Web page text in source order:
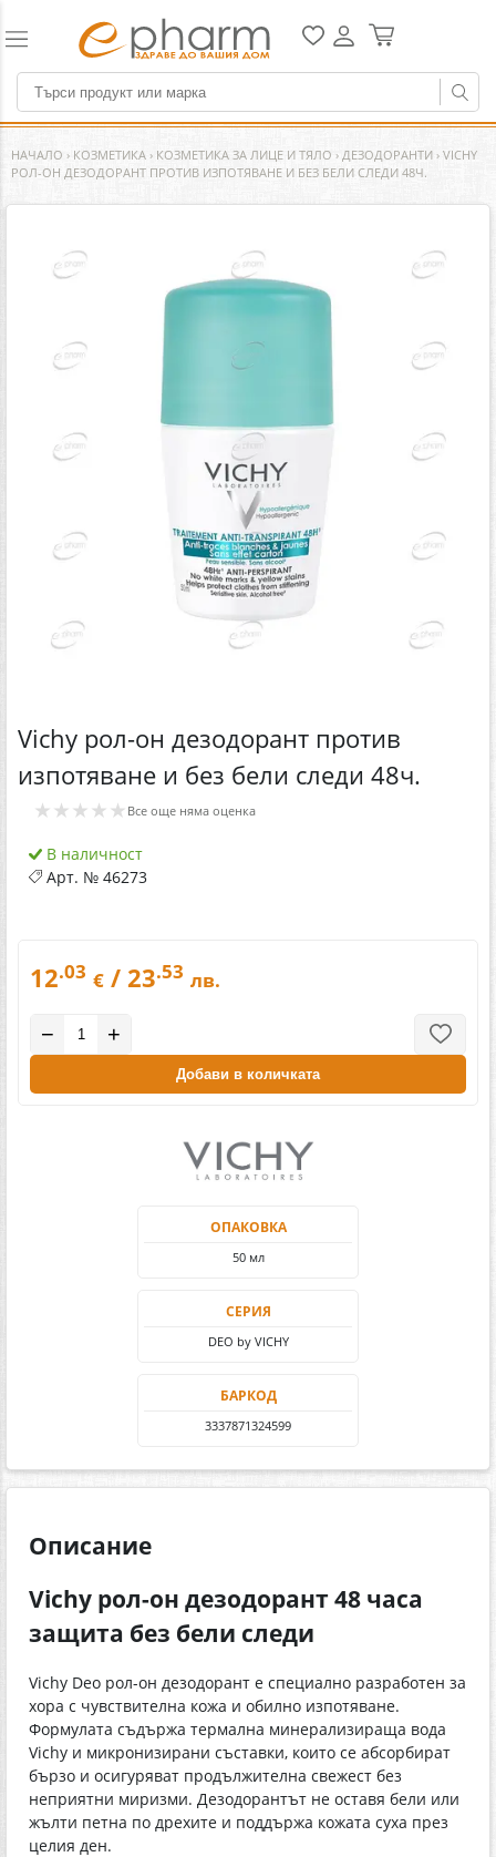
НАЧАЛО › КОЗМЕТИКА › КОЗМЕТИКА ЗА ЛИЦЕ И ТЯЛО › ДЕЗОДОРАНТИ › VICHY
РОЛ-ОН ДЕЗОДОРАНТ ПРОТИВ ИЗПОТЯВАНЕ И БЕЗ БЕЛИ СЛЕДИ 48Ч.
Vichy рол-он дезодорант против
изпотяване и без бели следи 48ч.
★★★★★ Все още няма оценка
В наличност
Арт. № 46273
12.03 € / 23.53 лв.
− +
Добави в количката
ОПАКОВКА
50 мл
СЕРИЯ
DEO by VICHY
БАРКОД
3337871324599
Описание
Vichy рол-он дезодорант 48 часа
защита без бели следи
Vichy Deo рол-он дезодорант е специално разработен за
хора с чувствителна кожа и обилно изпотяване.
Формулата съдържа термална минерализираща вода
Vichy и микронизирани съставки, които се абсорбират
бързо и осигуряват продължителна свежест без
неприятни миризми. Дезодорантът не оставя бели или
жълти петна по дрехите и поддържа кожата суха през
целия ден.